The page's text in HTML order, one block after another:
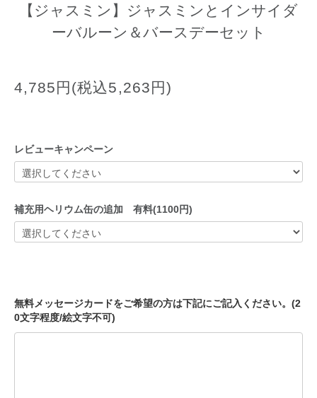
【ジャスミン】ジャスミンとインサイダ
ーバルーン＆バースデーセット
4,785円(税込5,263円)
レビューキャンペーン
補充用ヘリウム缶の追加 有料(1100円)
無料メッセージカードをご希望の方は下記にご記入ください。(2
0文字程度/絵文字不可)